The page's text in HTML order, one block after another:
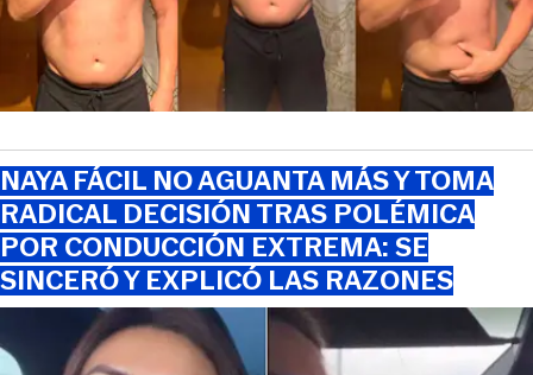
NAYA FÁCIL NO AGUANTA MÁS Y TOMA
RADICAL DECISIÓN TRAS POLÉMICA
POR CONDUCCIÓN EXTREMA: SE
SINCERÓ Y EXPLICÓ LAS RAZONES